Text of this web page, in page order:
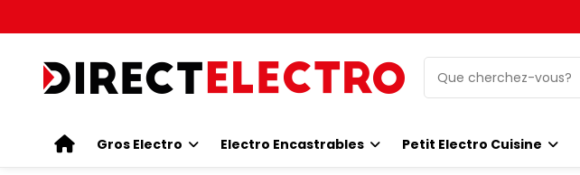
Gros Electro Electro Encastrables Petit Electro Cuisine